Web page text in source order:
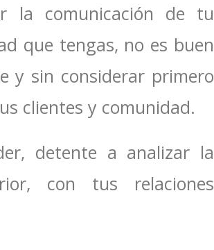
la comunicación de tu
que tengas, no es buen
y sin considerar primero
clientes y comunidad.
detente a analizar la
con tus relaciones